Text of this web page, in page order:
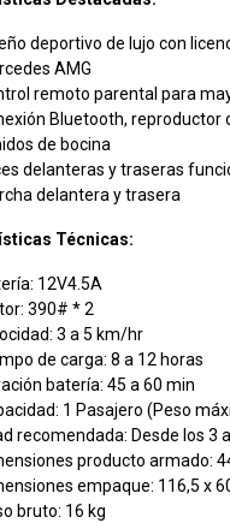
deportivo de lujo con
AMG
remoto parental para
Bluetooth, reproductor
de bocina
delanteras y traseras
delantera y trasera
Técnicas:
12V4.5A
390# * 2
3 a 5 km/hr
de carga: 8 a 12 horas
batería: 45 a 60 min
1 Pasajero (Peso
recomendada: Desde los 3
producto armado:
empaque: 116,5 x
bruto: 16 kg